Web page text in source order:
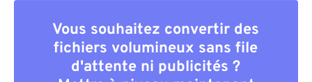
Vous souhaitez convertir des
fichiers volumineux sans file
d'attente ni publicités ?